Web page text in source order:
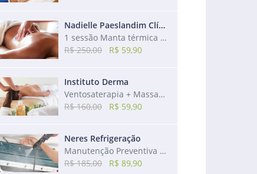
Nadielle Paeslandim Clínica de Estética
1 sessão Manta térmica + 1 sessão de Massagem redutora + 1 sessão de Drenagem
R$ 250,00
R$ 59,90
Instituto Derma
Ventosaterapia + Massagem Relaxante + Bônus: Massagem Craniana
R$ 160,00
R$ 59,90
Neres Refrigeração
Manutenção Preventiva de ar-condicionado de 7.500 a 24.000 btus
R$ 185,00
R$ 89,90